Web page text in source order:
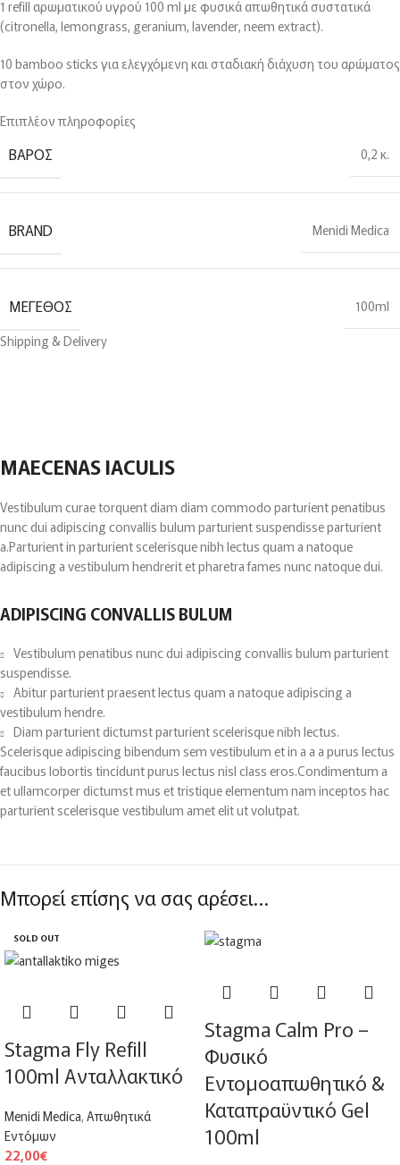
1 refill αρωματικού υγρού 100 ml με φυσικά απωθητικά συστατικά
(citronella, lemongrass, geranium, lavender, neem extract).
10 bamboo sticks για ελεγχόμενη και σταδιακή διάχυση του αρώματος
στον χώρο.
Επιπλέον πληροφορίες
ΒΆΡΟΣ 0,2 κ.
BRAND Menidi Medica
ΜΈΓΕΘΟΣ
100ml
Shipping & Delivery
MAECENAS IACULIS
Vestibulum curae torquent diam diam commodo parturient penatibus
nunc dui adipiscing convallis bulum parturient suspendisse parturient
a.Parturient in parturient scelerisque nibh lectus quam a natoque
adipiscing a vestibulum hendrerit et pharetra fames nunc natoque dui.
ADIPISCING CONVALLIS BULUM
Vestibulum penatibus nunc dui adipiscing convallis bulum parturient
suspendisse.
Abitur parturient praesent lectus quam a natoque adipiscing a
vestibulum hendre.
Diam parturient dictumst parturient scelerisque nibh lectus.
Scelerisque adipiscing bibendum sem vestibulum et in a a a purus lectus
faucibus lobortis tincidunt purus lectus nisl class eros.Condimentum a
et ullamcorper dictumst mus et tristique elementum nam inceptos hac
parturient scelerisque vestibulum amet elit ut volutpat.
Μπορεί επίσης να σας αρέσει…
SOLD OUT
Stagma Fly Refill
100ml Ανταλλακτικό
Menidi Medica, Απωθητικά
Εντόμων
22,00€
Stagma Calm Pro –
Φυσικό
Εντομοαπωθητικό &
Καταπραϋντικό Gel
100ml